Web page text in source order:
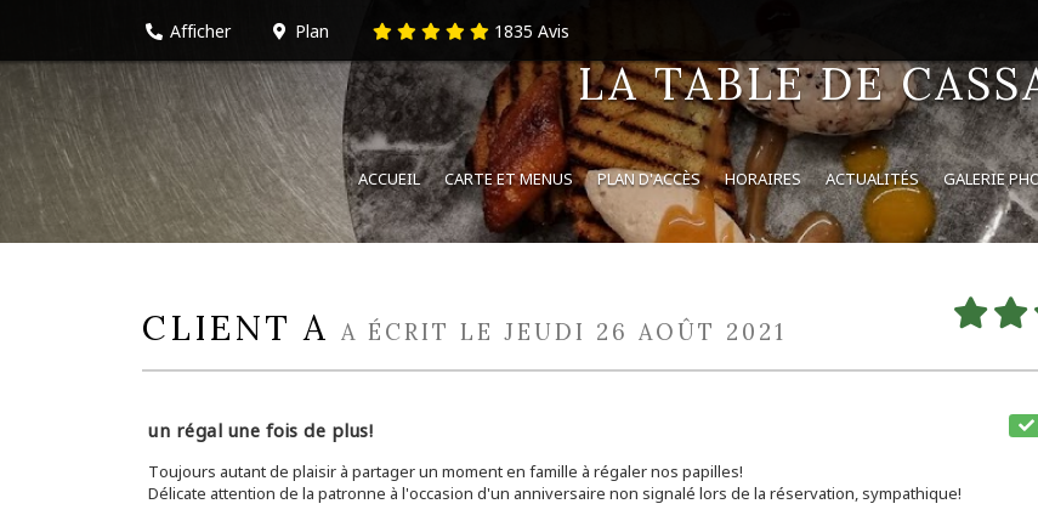
Afficher Plan 1835 Avis
LA TABLE DE
ACCUEIL CARTE ET MENUS PLAN D'ACCÈS HORAIRES ACTUALITÉS GALERIE
CLIENT A A ÉCRIT LE JEUDI 26 AOÛT 2021
un régal une fois de plus!
Toujours autant de plaisir à partager un moment en famille à régaler nos papilles!
Délicate attention de la patronne à l'occasion d'un anniversaire non signalé lors de la réservation, sympathique!